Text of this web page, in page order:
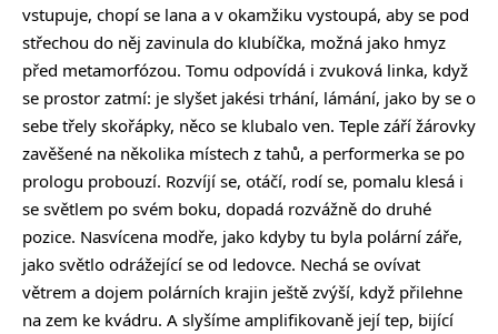
vstupuje, chopí se lana a v okamžiku vystoupá, aby se pod
střechou do něj zavinula do klubíčka, možná jako hmyz
před metamorfózou. Tomu odpovídá i zvuková linka, když
se prostor zatmí: je slyšet jakési trhání, lámání, jako by se o
sebe třely skořápky, něco se klubalo ven. Teple září žárovky
zavěšené na několika místech z tahů, a performerka se po
prologu probouzí. Rozvíjí se, otáčí, rodí se, pomalu klesá i
se světlem po svém boku, dopadá rozvážně do druhé
pozice. Nasvícena modře, jako kdyby tu byla polární záře,
jako světlo odrážející se od ledovce. Nechá se ovívat
větrem a dojem polárních krajin ještě zvýší, když přilehne
na zem ke kvádru. A slyšíme amplifikovaně její tep, bijící